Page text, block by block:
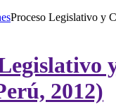
Proceso Legislativo y
2012)